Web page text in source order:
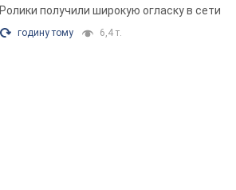
Ролики получили широкую огласку в сети
годину тому 6,4 т.